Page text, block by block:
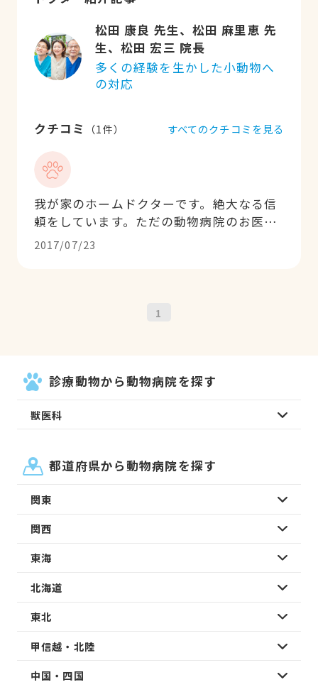
松田 康良 先生、松田 麻里恵 先
生、松田 宏三 院長
多くの経験を生かした小動物へ
の対応
クチコミ （1件）
我が家のホームドクターです。絶大なる信
頼をしています。ただの動物病院のお医者
様だけでなく、心のこもった最善の方法を
いつも考えてくれています。去年、最愛の
2017/07/23
すべてのクチコミを見る
1
診療動物から動物病院を探す
獣医科
都道府県から動物病院を探す
関東
関西
東海
北海道
東北
甲信越・北陸
中国・四国